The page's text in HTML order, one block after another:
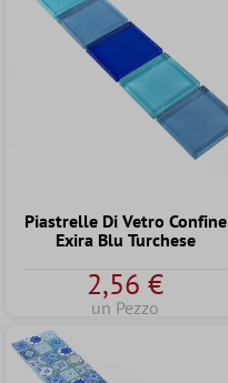
Piastrelle Di Vetro Confine
Exira Blu Turchese
2,56 €
un Pezzo